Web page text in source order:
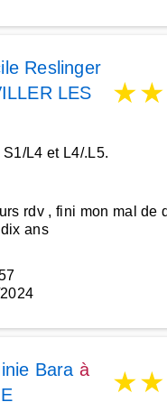
Reslinger
LES
★★
L4 et L4/.L5.
rdv , fini mon mal de
ans
Bara à
★★